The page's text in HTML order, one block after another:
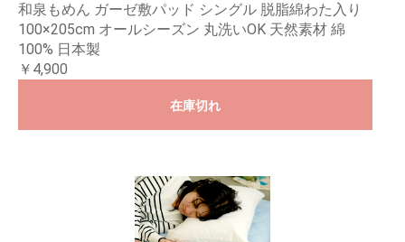
和泉もめん ガーゼ敷パッド シングル 脱脂綿わた入り
100×205cm オールシーズン 丸洗いOK 天然素材 綿
100% 日本製
￥4,900
在庫切れ